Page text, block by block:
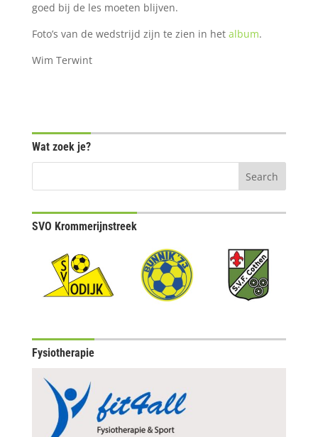
goed bij de les moeten blijven.
Foto’s van de wedstrijd zijn te zien in het album.
Wim Terwint
Wat zoek je?
SVO Krommerijnstreek
Fysiotherapie